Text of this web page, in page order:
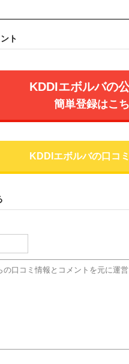
ト
KDDIエボルバの
簡単登録はこ
KDDIエボルバの口コ